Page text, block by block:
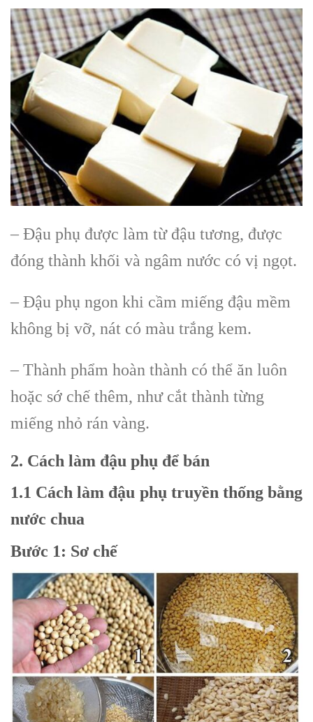
– Đậu phụ được làm từ đậu tương, được
đóng thành khối và ngâm nước có vị ngọt.
– Đậu phụ ngon khi cầm miếng đậu mềm
không bị vỡ, nát có màu trắng kem.
– Thành phẩm hoàn thành có thể ăn luôn
hoặc sớ chế thêm, như cắt thành từng
miếng nhỏ rán vàng.
2. Cách làm đậu phụ để bán
1.1 Cách làm đậu phụ truyền thống bằng
nước chua
Bước 1: Sơ chế